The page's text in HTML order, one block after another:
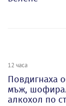
12 часа
Повдигнаха
мъж,
алкохол по